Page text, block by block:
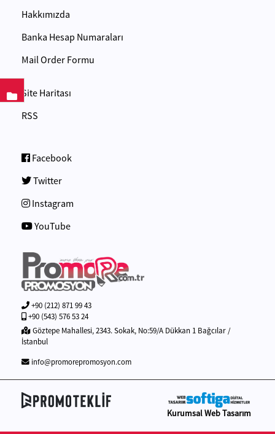
Hakkımızda
Banka Hesap Numaraları
Mail Order Formu
Site Haritası
RSS
Facebook
Twitter
Instagram
YouTube
+90 (212) 871 99 43
+90 (543) 576 53 24
Göztepe Mahallesi, 2343. Sokak, No:59/A Dükkan 1 Bağcılar /
İstanbul
info@promorepromosyon.com
Kurumsal Web Tasarım